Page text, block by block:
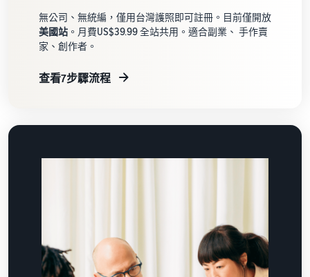
無公司、無統編，僅用台灣護照即可註冊。目前僅開放
美國站 。月費US$39.99 全站共用。適合副業、 手作賣
家、創作者。
查看7步驟流程